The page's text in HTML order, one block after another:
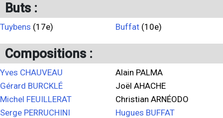
Buts :
Tuybens (17e) Buffat (10e)
Compositions :
Yves CHAUVEAU
Gérard BURCKLÉ
Michel FEUILLERAT
Serge PERRUCHINI
Alain PALMA
Joël AHACHE
Christian ARNÉODO
Hugues BUFFAT